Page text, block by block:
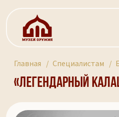
Главная Специалистам
«Легендарный